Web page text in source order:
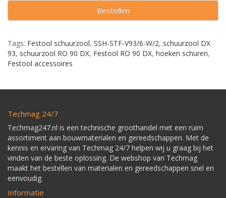
Bestellen
Tags: Festool schuurzool, SSH-STF-V93/6-W/2, schuurzool DX
93, schuurzool RO 90 DX, Festool RO 90 DX, hoeken schuren,
Festool accessoires
Techmag 24/7
Techmag247.nl is een technische groothandel met een ruim
assortiment aan bouwmaterialen en gereedschappen. Met de
kennis en ervaring van Techmag 24/7 helpen wij u graag bij het
vinden van de beste oplossing. De webshop van Techmag
maakt het bestellen van materialen en gereedschappen snel en
eenvoudig.
Informatie